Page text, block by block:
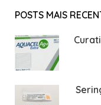
POSTS MAIS